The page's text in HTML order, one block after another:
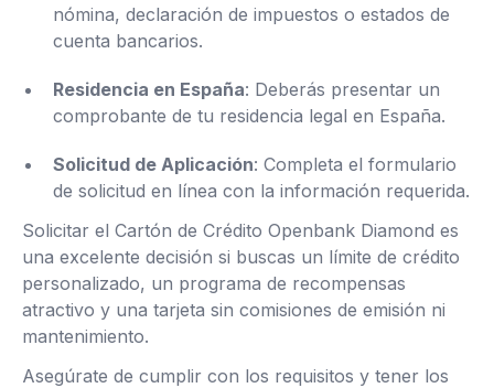
nómina, declaración de impuestos o estados de
cuenta bancarios.
Residencia en España: Deberás presentar un
comprobante de tu residencia legal en España.
Solicitud de Aplicación: Completa el formulario
de solicitud en línea con la información requerida.
Solicitar el Cartón de Crédito Openbank Diamond es
una excelente decisión si buscas un límite de crédito
personalizado, un programa de recompensas
atractivo y una tarjeta sin comisiones de emisión ni
mantenimiento.
Asegúrate de cumplir con los requisitos y tener los